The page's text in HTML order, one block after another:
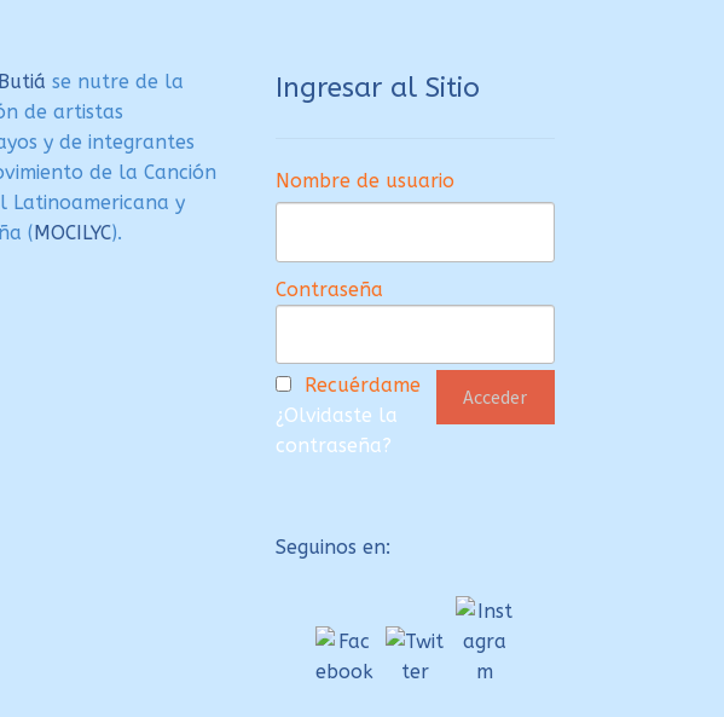
se nutre de la
de artistas
y de integrantes
de la Canción
Latinoamericana y
(MOCILYC).
Ingresar al Sitio
Nombre de usuario
Contraseña
Recuérdame
¿Olvidaste la
contraseña?
Seguinos en: